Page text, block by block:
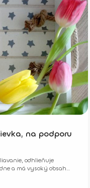
na podporu
odhlieňuje
a má vysoký obsah
podporu metabolizmu.